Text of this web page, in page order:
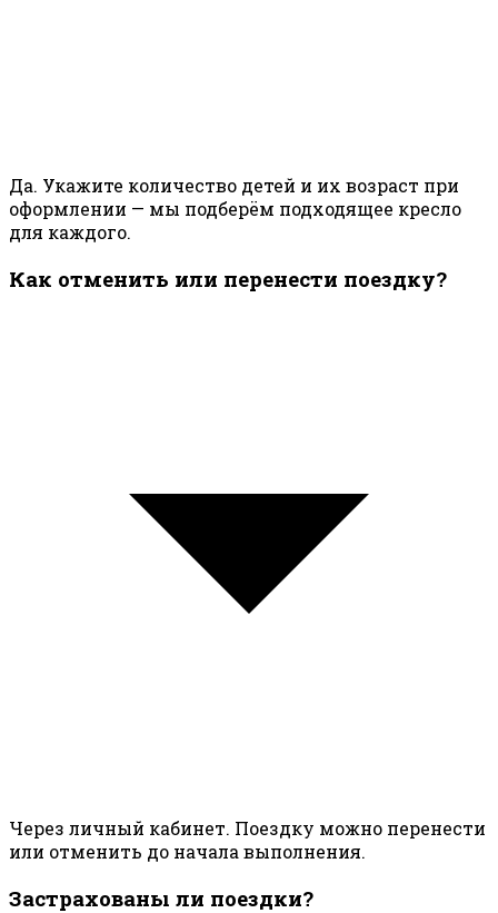
Да. Укажите количество детей и их возраст при
оформлении — мы подберём подходящее кресло
для каждого.
Как отменить или перенести поездку?
Через личный кабинет. Поездку можно перенести
или отменить до начала выполнения.
Застрахованы ли поездки?